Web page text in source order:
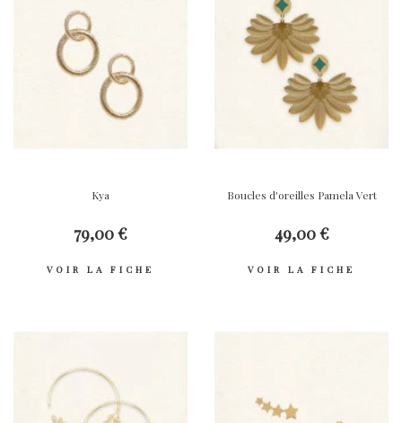
Kya
79,00 €
VOIR LA FICHE
Boucles d'oreilles Pamela Vert
49,00 €
VOIR LA FICHE